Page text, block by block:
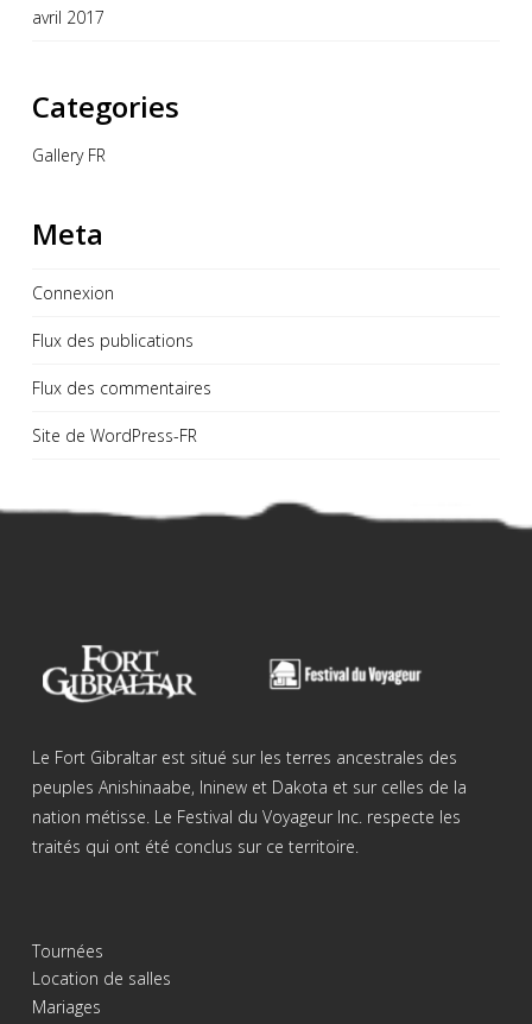
avril 2017
Categories
Gallery FR
Meta
Connexion
Flux des publications
Flux des commentaires
Site de WordPress-FR
Le Fort Gibraltar est situé sur les terres ancestrales des
peuples Anishinaabe, Ininew et Dakota et sur celles de la
nation métisse. Le Festival du Voyageur Inc. respecte les
traités qui ont été conclus sur ce territoire.
Tournées
Location de salles
Mariages